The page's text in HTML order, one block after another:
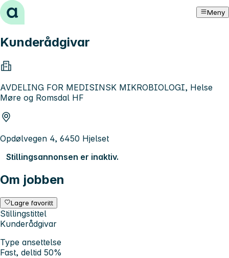
Hopp til innhold Meny
Kunderådgivar
AVDELING FOR MEDISINSK MIKROBIOLOGI, Helse
Møre og Romsdal HF
Opdølvegen 4, 6450 Hjelset
Stillingsannonsen er inaktiv.
Om jobben
Lagre favoritt
Stillingstittel
Kunderådgivar
Type ansettelse
Fast, deltid 50%